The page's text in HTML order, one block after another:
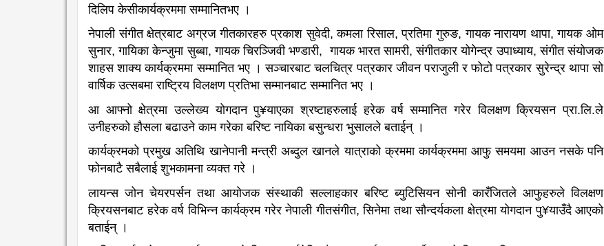
दिलिप केसीकार्यक्रममा सम्मानितभए ।
नेपाली संगीत क्षेत्रबाट अग्रज गीतकारहरु प्रकाश सुवेदी, कमला रिसाल, प्रतिमा गुरुङ, गायक नारायण थापा, गायक ओम
सुनार, गायिका केन्जुमा सुब्बा, गायक चिरञ्जिवी भण्डारी, गायक भारत सामरी, संगीतकार योगेन्द्र उपाध्याय, संगीत संयोजक
शाहस शाक्य कार्यक्रममा सम्मानित भए । सञ्चारबाट चलचित्र पत्रकार जीवन पराजुली र फोटो पत्रकार सुरेन्द्र थापा सो
वार्षिक उत्सबमा राष्ट्रिय विलक्षण प्रतिभा सम्मानबाट सम्मानित भए ।
आ आफ्नो क्षेत्रमा उल्लेख्य योगदान पु¥याएका श्रष्टाहरुलाई हरेक वर्ष सम्मानित गरेर विलक्षण क्रियसन प्रा.लि.ले
उनीहरुको हौसला बढाउने काम गरेका बरिष्ट नायिका बसुन्धरा भुसालले बताईन् ।
कार्यक्रमको प्रमुख अतिथि खानेपानी मन्त्री अब्दुल खानले यात्राको क्रममा कार्यक्रममा आफु समयमा आउन नसके पनि
फोनबाटै सबैलाई शुभकामना व्यक्त गरे ।
लायन्स जोन चेयरपर्सन तथा आयोजक संस्थाकी सल्लाहकार बरिष्ट ब्युटिसियन सोनी कारँजितले आफुहरुले विलक्षण
क्रियसनबाट हरेक वर्ष विभिन्न कार्यक्रम गरेर नेपाली गीतसंगीत, सिनेमा तथा सौन्दर्यकला क्षेत्रमा योगदान पु¥याउँदै आएको
बताईन् ।